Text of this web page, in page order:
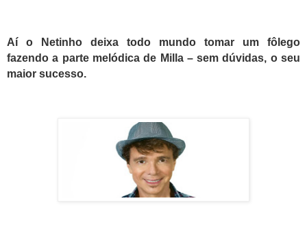
Aí o Netinho deixa todo mundo tomar um fôlego
fazendo a parte melódica de Milla – sem dúvidas, o seu
maior sucesso.